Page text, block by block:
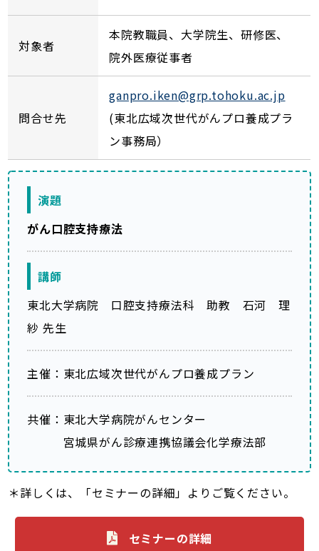
対象者
本院教職員、大学院生、研修医、
院外医療従事者
問合せ先
ganpro.iken@grp.tohoku.ac.jp
(東北広域次世代がんプロ養成プラ
ン事務局）
演題
がん口腔支持療法
講師
東北大学病院 口腔支持療法科 助教 石河 理
紗 先生
主催：東北広域次世代がんプロ養成プラン
共催：東北大学病院がんセンター
宮城県がん診療連携協議会化学療法部
＊詳しくは、「セミナーの詳細」よりご覧ください。
セミナーの詳細